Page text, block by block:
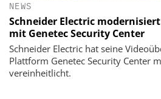
NEWS
Schneider Electric
mit Genetec Security Center
Schneider Electric hat seine
Plattform Genetec Security Center
vereinheitlicht.